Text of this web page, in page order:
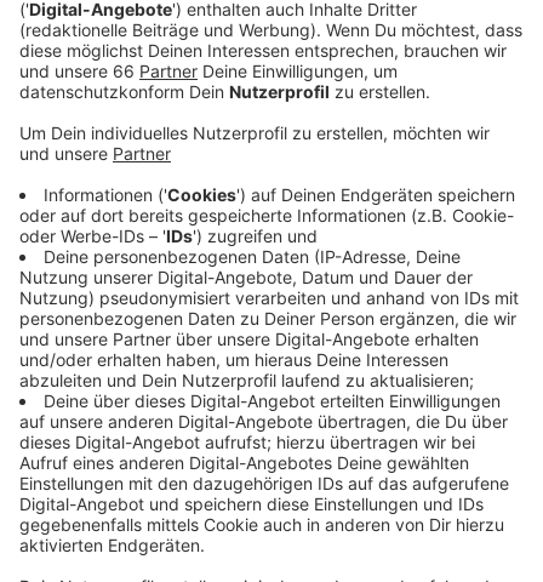
Veröffentlicht:Mittwoch, 03.03.2021 15:44
In Düsseldorf sollen unter anderem Wettkämpfe im
Basketball, Tennis, Handball und Tischtennis
stattfinden. In der heutigen Debatte musste sich
Laschet für seinen Einsatz für die Spiele im Jahr 2036
Kritik anhören. Sie würden 100 Jahre nach den
Olympischen Spielen in Nazi-Deutschland stattfinden.
Dieser Einwand kam zum Beispiel von der SPD.
Laschet hält eine Bewerbung allerdings mit
"historischem Gespür" für möglich. Es wäre eine
Entscheidung mit Olympia "in die multikulturellste
Region in ganz Europa" zu gehen.
Anzeige